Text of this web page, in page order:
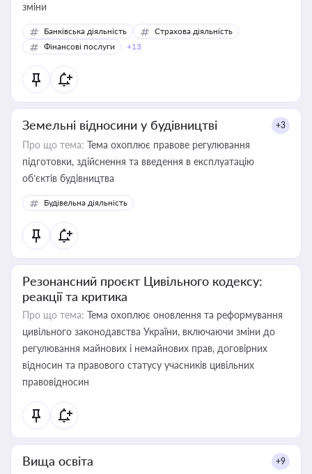
зміни
Банківська діяльність
Страхова діяльність
Фінансові послуги
+13
Земельні відносини у будівництві +3
Про що тема: Тема охоплює правове регулювання
підготовки, здійснення та введення в експлуатацію
об’єктів будівництва
Будівельна діяльність
Резонансний проєкт Цивільного кодексу:
реакції та критика
Про що тема: Тема охоплює оновлення та реформування
цивільного законодавства України, включаючи зміни до
регулювання майнових і немайнових прав, договірних
відносин та правового статусу учасників цивільних
правовідносин
Вища освіта +9